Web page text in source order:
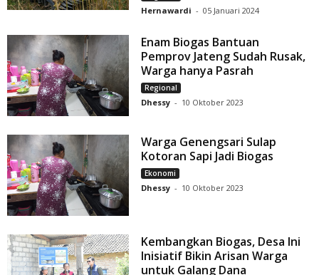
Hernawardi - 05 Januari 2024
Enam Biogas Bantuan
Pemprov Jateng Sudah Rusak,
Warga hanya Pasrah
Regional
Dhessy - 10 Oktober 2023
Warga Genengsari Sulap
Kotoran Sapi Jadi Biogas
Ekonomi
Dhessy - 10 Oktober 2023
Kembangkan Biogas, Desa Ini
Inisiatif Bikin Arisan Warga
untuk Galang Dana